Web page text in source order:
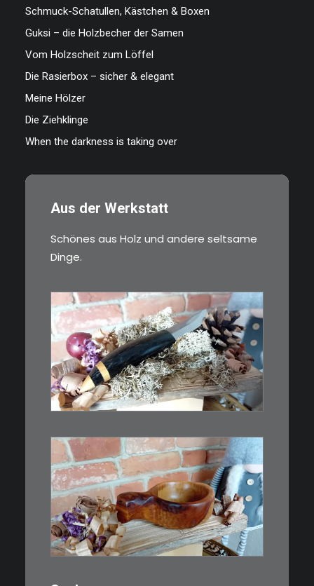
Schmuck-Schatullen, Kästchen & Boxen
Guksi – die Holzbecher der Samen
Vom Holzscheit zum Löffel
Die Rasierbox – sicher & elegant
Meine Hölzer
Die Ziehklinge
When the darkness is taking over
Aus der Werkstatt
Schönes aus Holz und andere seltsame
Dinge.
€39,00
Kleines Schmuckmesser, ideal
als…
€15,00
Ein Holzbecher im Wikinger-Stil.
Inspiriert…